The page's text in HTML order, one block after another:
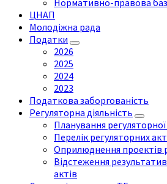
Нормативно-правова
ЦНАП
Молодіжна рада
Податки
2026
2025
2024
2023
Податкова заборгованість
Регуляторна діяльність
Планування регуляторної
Перелік регуляторних
Оприлюднення проектів
Відстеження
актів